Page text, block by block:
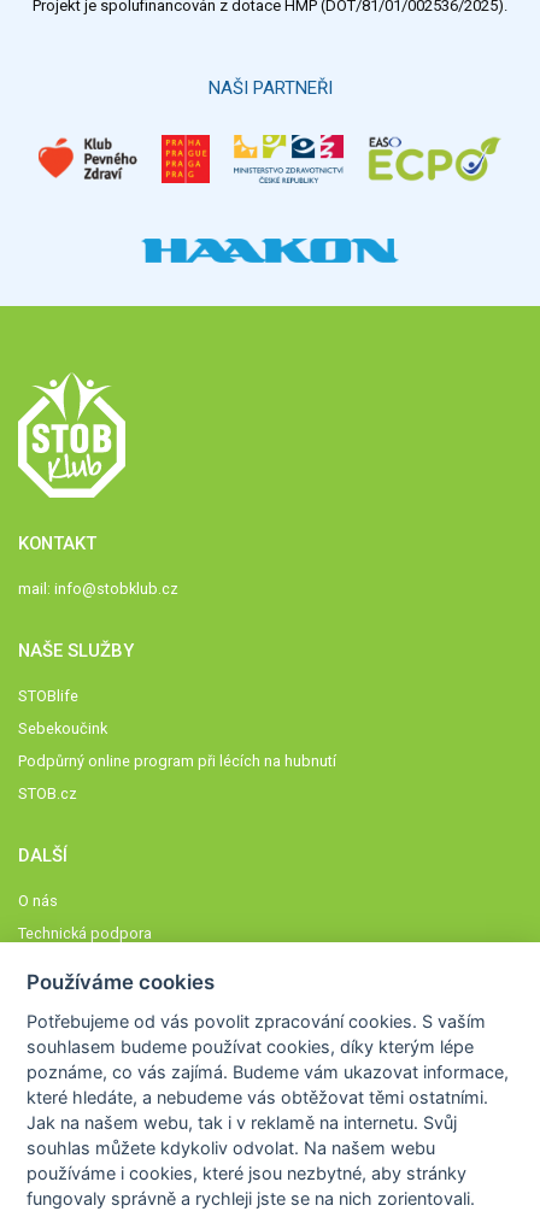
Projekt je spolufinancován z dotace HMP (DOT/81/01/002536/2025).
NAŠI PARTNEŘI
KONTAKT
mail: info@stobklub.cz
NAŠE SLUŽBY
STOBlife
Sebekoučink
Podpůrný online program při lécích na hubnutí
STOB.cz
DALŠÍ
O nás
Technická podpora
Členové STOBklubu
Zásady nakládání s osobními údaji
Otestujte se
Spočítejte si
Výzva 52
Používáme cookies
Potřebujeme od vás povolit zpracování cookies. S vaším
souhlasem budeme používat cookies, díky kterým lépe
poznáme,co vás zajímá. Budeme vám ukazovat informace,
které hledáte, a nebudeme vás obtěžovat těmi ostatními.
Jak na našem webu, tak i v reklamě na internetu. Svůj
souhlas můžete kdykoliv odvolat. Na našem webu
používáme i cookies, které jsou nezbytné, aby stránky
fungovaly správně a rychleji jste se na nich zorientovali.